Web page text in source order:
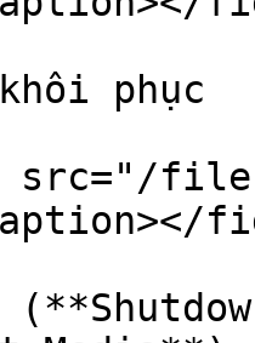
phục
src="/